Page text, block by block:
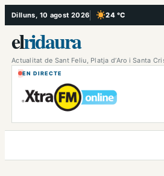
Vés
al
contingut
Dilluns, 10 agost 2026 24 °C
, Cel serè
elridaura
Actualitat de Sant Feliu, Platja d’Aro i Santa
EN DIRECTE